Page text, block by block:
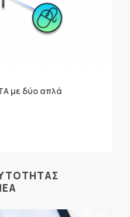
με δύο απλά